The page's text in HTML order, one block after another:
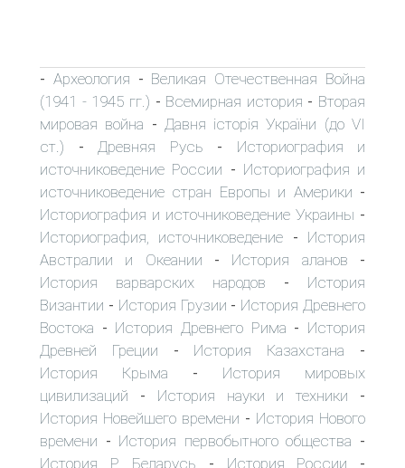
- Археология - Великая Отечественная Война
(1941 - 1945 гг.) - Всемирная история - Вторая
мировая война - Давня історія України (до VI
ст.) - Древняя Русь - Историография и
источниковедение России - Историография и
источниковедение стран Европы и Америки -
Историография и источниковедение Украины -
Историография, источниковедение - История
Австралии и Океании - История аланов -
История варварских народов - История
Византии - История Грузии - История Древнего
Востока - История Древнего Рима - История
Древней Греции - История Казахстана -
История Крыма - История мировых
цивилизаций - История науки и техники -
История Новейшего времени - История Нового
времени - История первобытного общества -
История Р. Беларусь - История России -